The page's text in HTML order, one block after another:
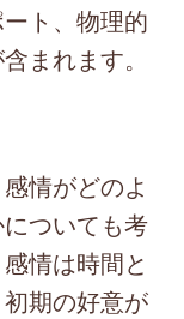
ト、物理的
まれます。
情がどのよ
ついても考
情は時間と
期の好意が